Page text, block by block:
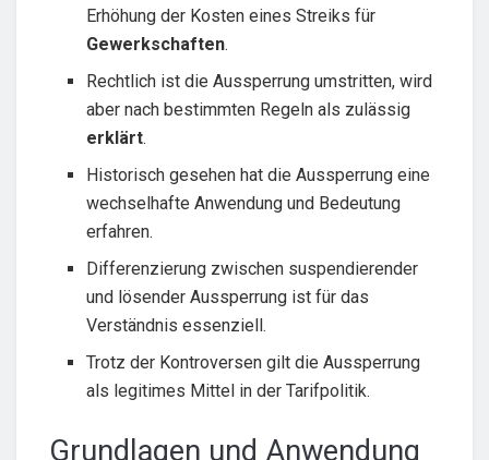
Erhöhung der Kosten eines Streiks für
Gewerkschaften.
Rechtlich ist die Aussperrung umstritten, wird
aber nach bestimmten Regeln als zulässig
erklärt.
Historisch gesehen hat die Aussperrung eine
wechselhafte Anwendung und Bedeutung
erfahren.
Differenzierung zwischen suspendierender
und lösender Aussperrung ist für das
Verständnis essenziell.
Trotz der Kontroversen gilt die Aussperrung
als legitimes Mittel in der Tarifpolitik.
Grundlagen und Anwendung